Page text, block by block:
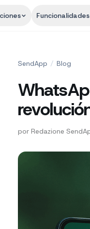
Funcionalidades
SendApp / Blog
por Redazione